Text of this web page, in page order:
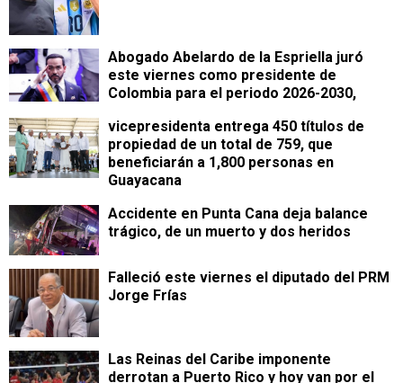
Abogado Abelardo de la Espriella juró
este viernes como presidente de
Colombia para el periodo 2026-2030,
vicepresidenta entrega 450 títulos de
propiedad de un total de 759, que
beneficiarán a 1,800 personas en
Guayacana
Accidente en Punta Cana deja balance
trágico, de un muerto y dos heridos
Falleció este viernes el diputado del PRM
Jorge Frías
Las Reinas del Caribe imponente
derrotan a Puerto Rico y hoy van por el